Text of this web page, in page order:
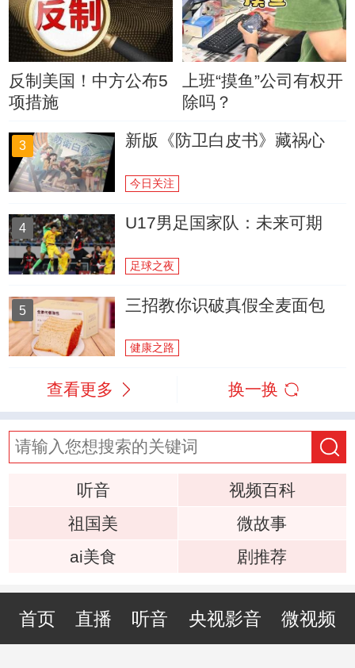
反制美国！中方公布5
项措施
上班“摸鱼”公司有权开
除吗？
3 新版《防卫白皮书》藏祸心
今日关注
4 U17男足国家队：未来可期
足球之夜
5 三招教你识破真假全麦面包
健康之路
查看更多 换一换
听音
视频百科
祖国美
微故事
ai美食
剧推荐
首页 直播 听音 央视影音 微视频